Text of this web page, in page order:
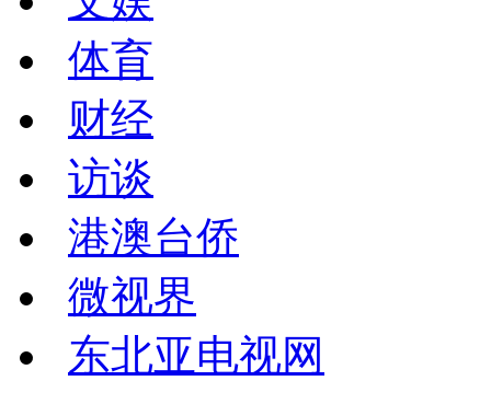
体育
财经
访谈
港澳台侨
微视界
东北亚电视网